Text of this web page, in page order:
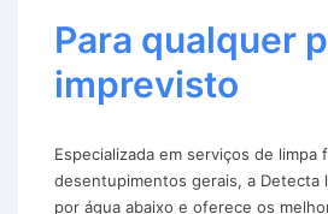
Para qualquer
imprevisto
Especializada em serviços de limpa
desentupimentos gerais, a Detecta
por água abaixo e oferece os